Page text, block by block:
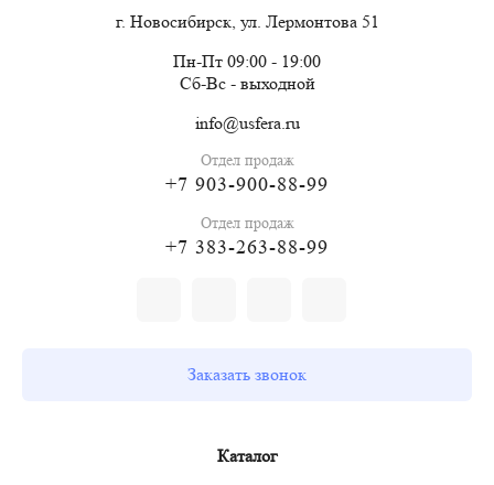
Каталог
г. Новосибирск, ул. Лермонтова 51
Пн-Пт 09:00 - 19:00
Сб-Вс - выходной
info@usfera.ru
Отдел продаж
+7 903-900-88-99
Отдел продаж
+7 383-263-88-99
Заказать звонок